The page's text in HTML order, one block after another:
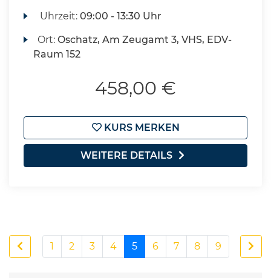
Uhrzeit:09:00 - 13:30 Uhr
Ort:Oschatz, Am Zeugamt 3, VHS, EDV-
Raum 152
458,00 €
KURS MERKEN
WEITERE DETAILS
1 2 3 4 5 6 7 8 9